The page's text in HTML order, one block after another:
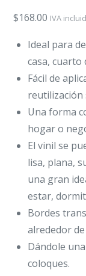
$168.00 IVA
Ideal para
casa,
Fácil de
reutilización
Una forma
hogar o
El vinil se
lisa, plana,
una gran
estar,
Bordes
alrededor
Dándole
coloques.